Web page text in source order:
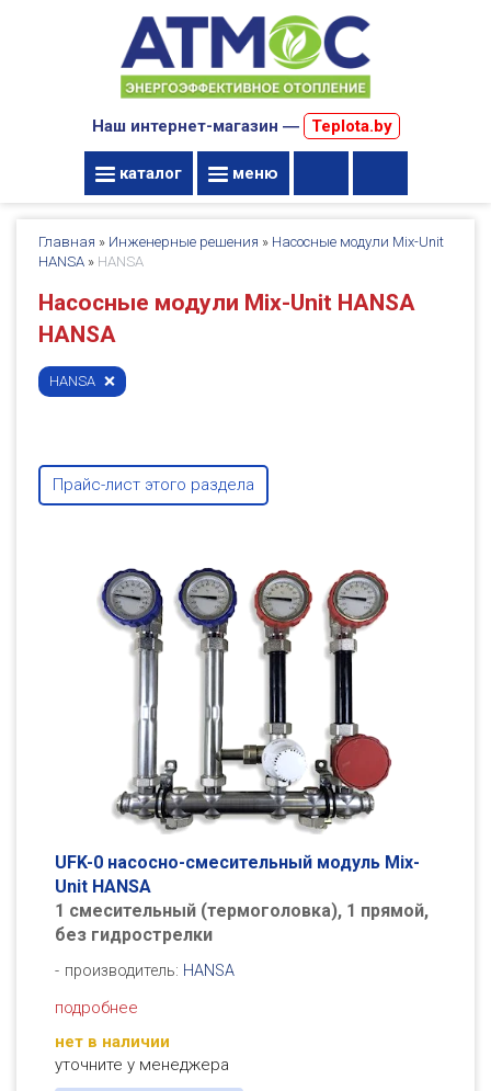
Наш интернет-магазин ― Teplota.by
каталог меню
Главная » Инженерные решения » Насосные модули Mix-Unit
HANSA » HANSA
Насосные модули Mix-Unit HANSA
HANSA
HANSA
Прайс-лист этого раздела
UFK-0 насосно-смесительный модуль Mix-
Unit HANSA
1 смесительный (термоголовка), 1 прямой,
без гидрострелки
производитель: HANSA
подробнее
нет в наличии
уточните у менеджера